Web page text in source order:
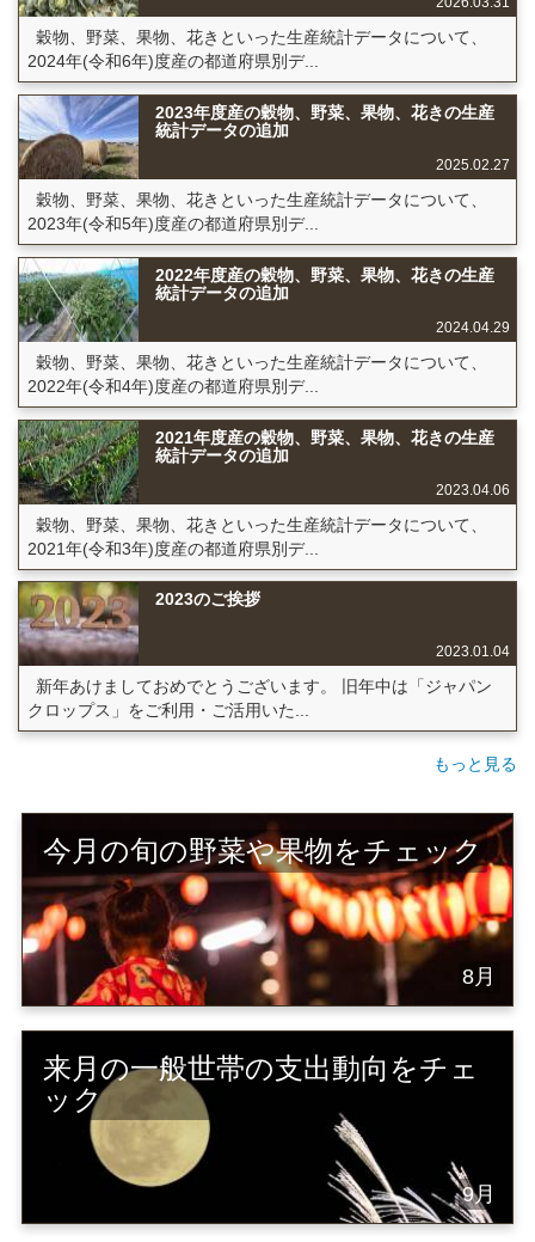
穀物、野菜、果物、花きといった生産統計データについて、
2024年(令和6年)度産の都道府県別デ...
2023年度産の穀物、野菜、果物、花きの生産
統計データの追加
2025.02.27
穀物、野菜、果物、花きといった生産統計データについて、
2023年(令和5年)度産の都道府県別デ...
2022年度産の穀物、野菜、果物、花きの生産
統計データの追加
2024.04.29
穀物、野菜、果物、花きといった生産統計データについて、
2022年(令和4年)度産の都道府県別デ...
2021年度産の穀物、野菜、果物、花きの生産
統計データの追加
2023.04.06
穀物、野菜、果物、花きといった生産統計データについて、
2021年(令和3年)度産の都道府県別デ...
2023のご挨拶
2023.01.04
新年あけましておめでとうございます。 旧年中は「ジャパン
クロップス」をご利用・ご活用いた...
もっと見る
今月の旬の野菜や果物をチェック
8月
来月の一般世帯の支出動向をチェ
ック
9月